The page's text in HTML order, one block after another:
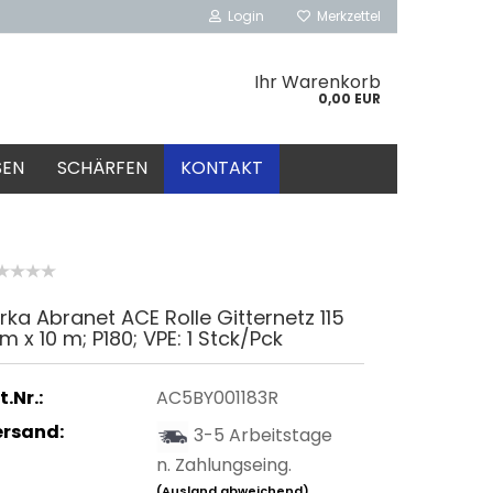
Login Merkzettel
Ihr Warenkorb
0,00 EUR
SCHÄRFEN KONTAKT
Abranet ACE Rolle Gitternetz 115
x 10 m; P180; VPE: 1 Stck/Pck
AC5BY001183R
3-5 Arbeitstage
n. Zahlungseing.